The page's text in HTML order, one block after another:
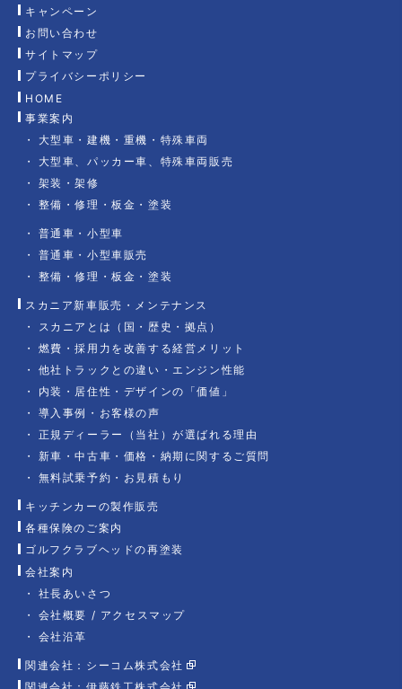
HOME
事業案内
大型車・建機・重機・特殊車両
大型車、パッカー車、特殊車両販売
架装・架修
整備・修理・板金・塗装
普通車・小型車
普通車・小型車販売
整備・修理・板金・塗装
スカニア新車販売・メンテナンス
スカニアとは（国・歴史・拠点）
燃費・採用力を改善する経営メリット
他社トラックとの違い・エンジン性能
内装・居住性・デザインの「価値」
導入事例・お客様の声
正規ディーラー（当社）が選ばれる理由
新車・中古車・価格・納期に関するご質問
無料試乗予約・お見積もり
キッチンカーの製作販売
各種保険のご案内
ゴルフクラブヘッドの再塗装
会社案内
社長あいさつ
会社概要 / アクセスマップ
会社沿革
関連会社：シーコム株式会社
キャンペーン
お問い合わせ
サイトマップ
プライバシーポリシー